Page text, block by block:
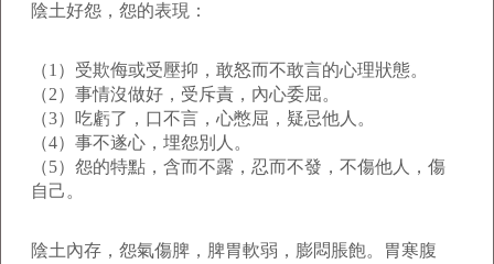
陰土好怨，怨的表現：
（1）受欺侮或受壓抑，敢怒而不敢言的心理狀態。
（2）事情沒做好，受斥責，內心委屈。
（3）吃虧了，口不言，心憋屈，疑忌他人。
（4）事不遂心，埋怨別人。
（5）怨的特點，含而不露，忍而不發，不傷他人，傷
自己。
陰土內存，怨氣傷脾，脾胃軟弱，膨悶脹飽。胃寒腹